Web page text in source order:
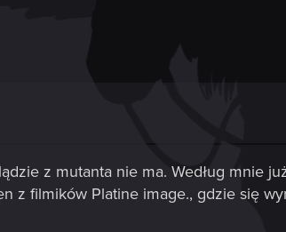
z mutanta nie ma. Według mnie
z filmików Platine image., gdzie się